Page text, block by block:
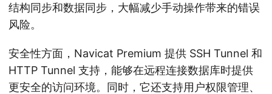
结构同步和数据同步，大幅减少手动操作带来的错误
风险。
安全性方面，Navicat Premium 提供 SSH Tunnel 和
HTTP Tunnel 支持，能够在远程连接数据库时提供
更安全的访问环境。同时，它还支持用户权限管理、